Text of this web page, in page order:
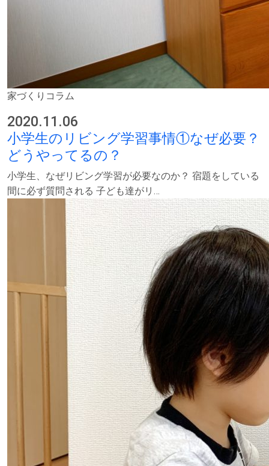
家づくりコラム
2020.11.06
小学生のリビング学習事情①なぜ必要？
どうやってるの？
小学生、なぜリビング学習が必要なのか？ 宿題をしている
間に必ず質問される 子ども達がリ…